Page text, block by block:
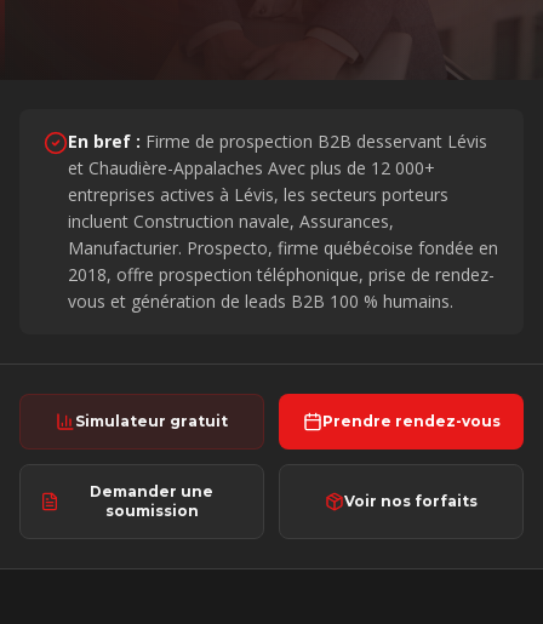
En bref : Firme de prospection B2B desservant Lévis
et Chaudière-Appalaches Avec plus de 12 000+
entreprises actives à Lévis, les secteurs porteurs
incluent Construction navale, Assurances,
Manufacturier. Prospecto, firme québécoise fondée en
2018, offre prospection téléphonique, prise de rendez-
vous et génération de leads B2B 100 % humains.
Simulateur gratuit Prendre rendez-vous
Demander une
soumission
Voir nos forfaits